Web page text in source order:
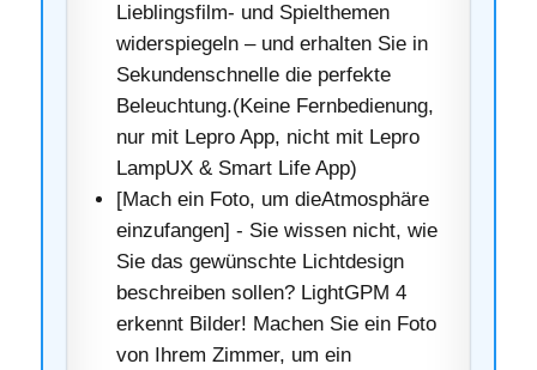
Lieblingsfilm- und Spielthemen
widerspiegeln – und erhalten Sie in
Sekundenschnelle die perfekte
Beleuchtung.(Keine Fernbedienung,
nur mit Lepro App, nicht mit Lepro
LampUX & Smart Life App)
[Mach ein Foto, um dieAtmosphäre
einzufangen] - Sie wissen nicht, wie
Sie das gewünschte Lichtdesign
beschreiben sollen? LightGPM 4
erkennt Bilder! Machen Sie ein Foto
von Ihrem Zimmer, um ein